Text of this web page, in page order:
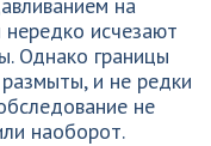
нередко исчезают
Однако границы
и не редки
не
наоборот.